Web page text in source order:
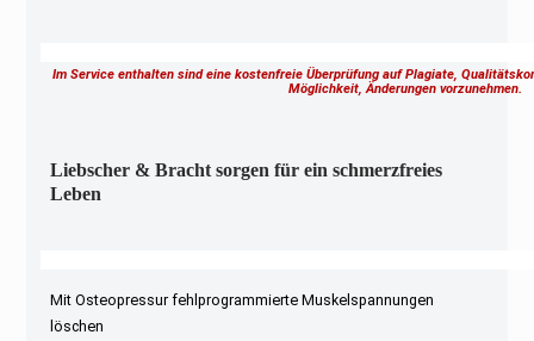
Im Service enthalten sind eine kostenfreie Überprüfung auf Plagiate,
Möglichkeit, Änderungen vorzunehmen.
Liebscher & Bracht sorgen für ein schmerzfreies
Leben
Mit Osteopressur fehlprogrammierte Muskelspannungen
löschen